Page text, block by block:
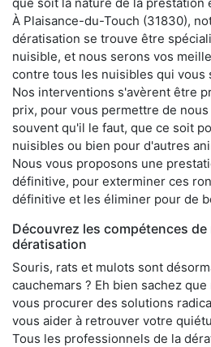
À Plaisance-du-Touch (31830),
dératisation se trouve être
nuisible, et nous serons vos
contre tous les nuisibles qui vous
Nos interventions s'avèrent être
prix, pour vous permettre de
souvent qu'il le faut, que ce soit
nuisibles ou bien pour d'autres
Nous vous proposons une
définitive, pour exterminer ces
définitive et les éliminer pour de
Découvrez les compétences
dératisation
Souris, rats et mulots sont
cauchemars ? Eh bien sachez
vous procurer des solutions
vous aider à retrouver votre
Tous les professionnels de la